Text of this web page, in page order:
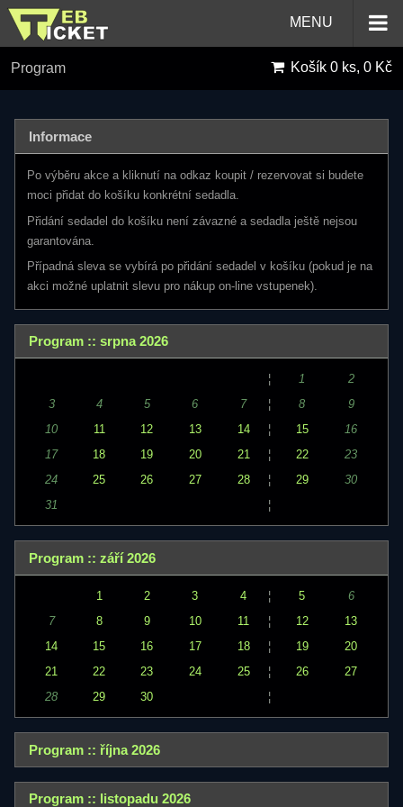
MENU
Program Košík 0 ks, 0 Kč
Informace
Po výběru akce a kliknutí na odkaz koupit / rezervovat si budete
moci přidat do košíku konkrétní sedadla.
Přidání sedadel do košíku není závazné a sedadla ještě nejsou
garantována.
Případná sleva se vybírá po přidání sedadel v košíku (pokud je na
akci možné uplatnit slevu pro nákup on-line vstupenek).
Program :: srpna 2026
¦ 1
2
3
4 5 6 7 ¦ 8
9
10
11 12 13 14 ¦ 15
16
17
18 19 20 21 ¦ 22
23
24
25 26 27 28 ¦ 29
30
31
¦
Program :: září 2026
1 2 3 4 ¦ 5
6
7
8 9 10 11 ¦ 12
13
14
15 16 17 18 ¦ 19
20
21
22 23 24 25 ¦ 26
27
28
29 30 ¦
Program :: října 2026
Program :: listopadu 2026